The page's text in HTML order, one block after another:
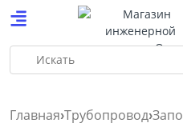
Искать
Главная Трубопровод